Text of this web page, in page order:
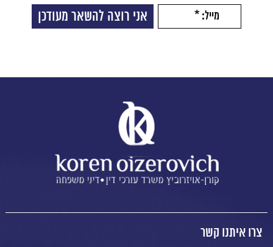
צרו איתנו קשר